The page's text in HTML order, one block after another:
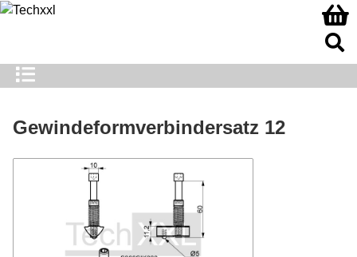
Gewindeformverbindersatz 12